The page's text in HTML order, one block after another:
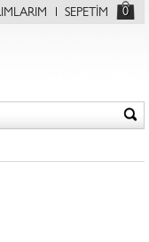
SEPETİM 0